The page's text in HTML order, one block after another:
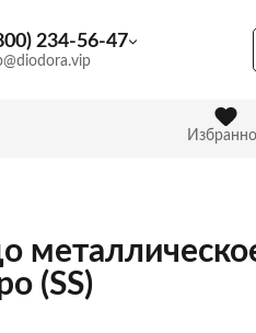
234-56-47
(SS)